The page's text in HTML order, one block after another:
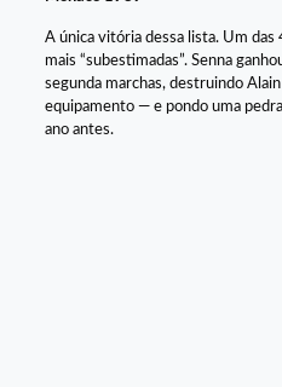
A única vitória dessa lista. Um das
mais “subestimadas”. Senna
segunda marchas, destruindo
equipamento — e pondo uma
ano antes.